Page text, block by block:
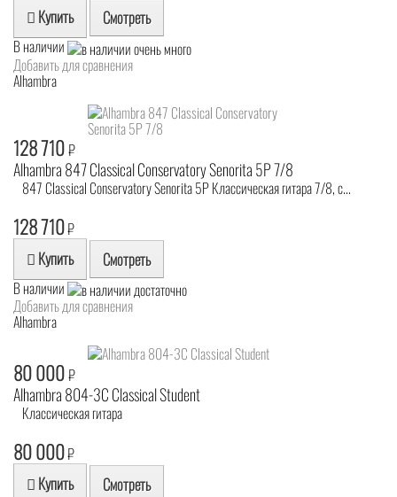
Купить Смотреть
В наличии
Добавить для сравнения
Alhambra
128 710₽
Alhambra 847 Classical Conservatory Senorita 5P 7/8
847 Classical Conservatory Senorita 5P Классическая гитара 7/8, с...
128 710₽
Купить Смотреть
В наличии
Добавить для сравнения
Alhambra
80 000₽
Alhambra 804-3C Classical Student
Классическая гитара
80 000₽
Купить Смотреть